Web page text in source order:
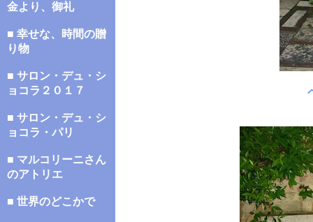
金より、御礼
■ 幸せな、時間の贈
り物
■ サロン・デュ・シ
ョコラ２０１７
■ サロン・デュ・シ
ョコラ・パリ
■ マルコリーニさん
のアトリエ
■ 世界のどこかで